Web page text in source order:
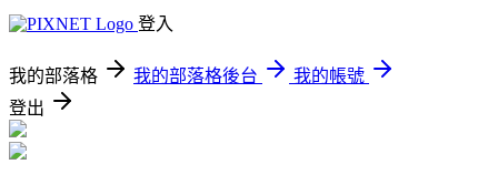
登入
我的部落格 我的部落格後台
我的帳號
登出